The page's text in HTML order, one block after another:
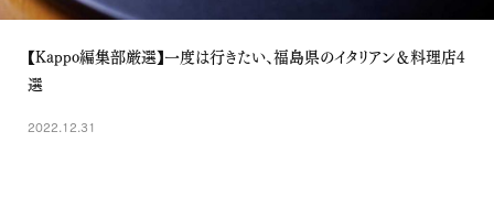
【Kappo編集部厳選】一度は行きたい、福島県のイタリアン＆料理店4
選
2022.12.31